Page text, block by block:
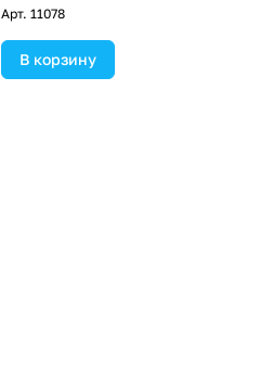
Арт. 11078
В корзину